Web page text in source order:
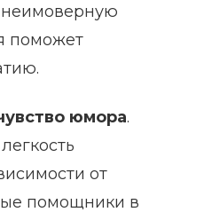
поможет
юмора.
от
помощники в